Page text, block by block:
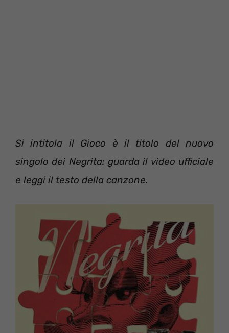
Si intitola il Gioco è il titolo del nuovo
singolo dei Negrita: guarda il video ufficiale
e leggi il testo della canzone.